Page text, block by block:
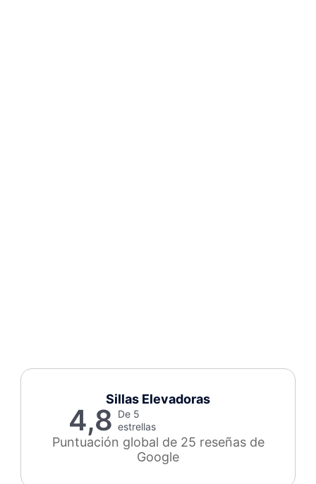
Sillas Elevadoras
4,8 De 5
estrellas
Puntuación global de 25 reseñas de
Google